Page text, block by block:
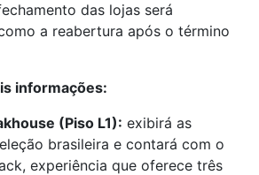
das lojas será
a reabertura após o término
informações:
(Piso L1): exibirá as
brasileira e contará com o
experiência que oferece três